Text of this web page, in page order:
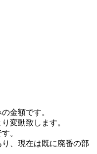
金額です。
変動致します。
。
、現在は既に廃番の部